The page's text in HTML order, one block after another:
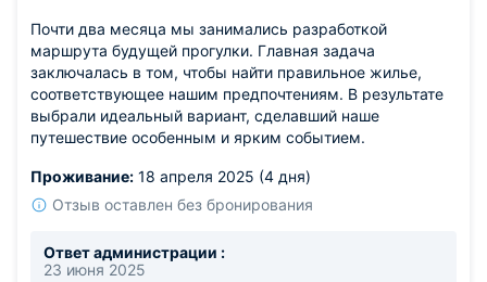
Почти два месяца мы занимались разработкой
маршрута будущей прогулки. Главная задача
заключалась в том, чтобы найти правильное жилье,
соответствующее нашим предпочтениям. В результате
выбрали идеальный вариант, сделавший наше
путешествие особенным и ярким событием.
Проживание: 18 апреля 2025 (4 дня)
Отзыв оставлен без бронирования
Ответ администрации :
23 июня 2025